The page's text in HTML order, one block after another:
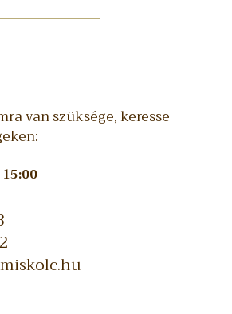
van szüksége, keresse